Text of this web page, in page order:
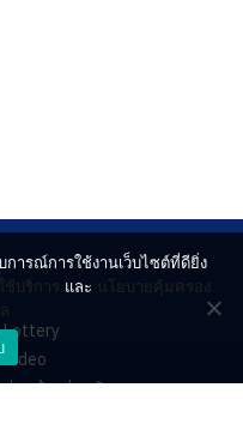
Lottery
Video
ร่วมด้วยช่วยกัน
ารณ์การใช้งานเว็บไซต์ที่ดียิ่ง
ช้บริการ และ นโยบายคุ้มครอง